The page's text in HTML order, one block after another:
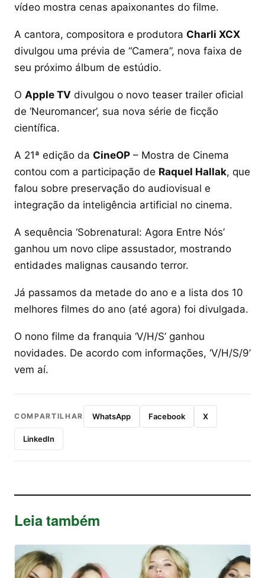
vídeo mostra cenas apaixonantes do filme.
A cantora, compositora e produtora Charli XCX
divulgou uma prévia de “Camera”, nova faixa de
seu próximo álbum de estúdio.
O Apple TV divulgou o novo teaser trailer oficial
de ‘Neuromancer’, sua nova série de ficção
científica.
A 21ª edição da CineOP – Mostra de Cinema
contou com a participação de Raquel Hallak, que
falou sobre preservação do audiovisual e
integração da inteligência artificial no cinema.
A sequência ‘Sobrenatural: Agora Entre Nós’
ganhou um novo clipe assustador, mostrando
entidades malignas causando terror.
Já passamos da metade do ano e a lista dos 10
melhores filmes do ano (até agora) foi divulgada.
O nono filme da franquia ‘V/H/S’ ganhou
novidades. De acordo com informações, ‘V/H/S/9’
vem aí.
COMPARTILHAR WhatsApp Facebook X
LinkedIn
Leia também